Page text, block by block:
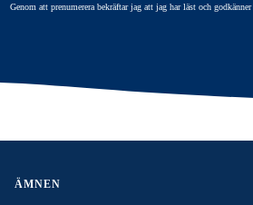
Genom att prenumerera bekräftar jag att jag har läst och godkänner
ÄMNEN